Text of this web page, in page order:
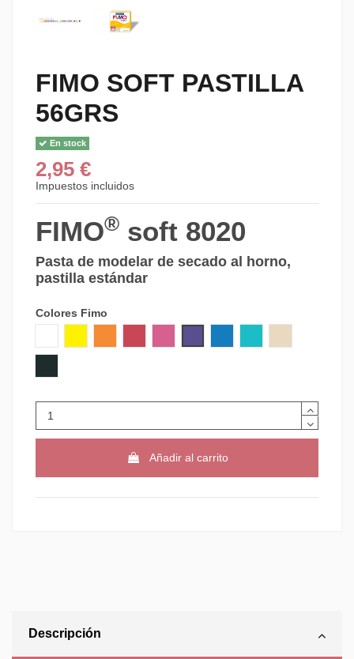
FIMO SOFT PASTILLA
56GRS
En stock
2,95 €
Impuestos incluidos
FIMO® soft 8020
Pasta de modelar de secado al horno,
pastilla estándar
Colores Fimo
Añadir al carrito
Descripción